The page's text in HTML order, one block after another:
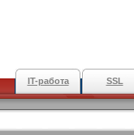
IT-работа SSL